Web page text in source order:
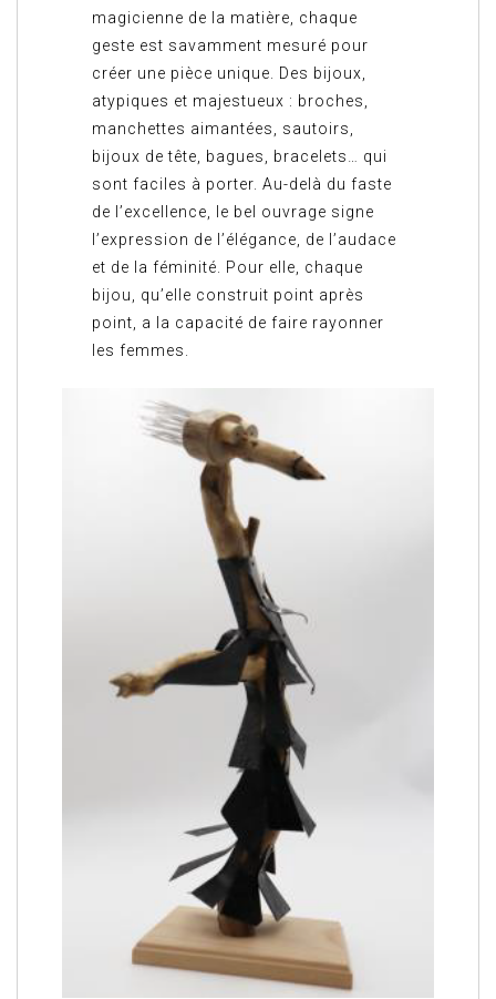
magicienne de la matière, chaque
geste est savamment mesuré pour
créer une pièce unique. Des bijoux,
atypiques et majestueux : broches,
manchettes aimantées, sautoirs,
bijoux de tête, bagues, bracelets… qui
sont faciles à porter. Au-delà du faste
de l’excellence, le bel ouvrage signe
l’expression de l’élégance, de l’audace
et de la féminité. Pour elle, chaque
bijou, qu’elle construit point après
point, a la capacité de faire rayonner
les femmes.